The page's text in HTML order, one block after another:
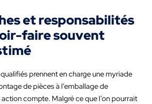
et responsabilités
faire souvent
prennent en charge une myriade
de pièces à l’emballage de
compte. Malgré ce que l’on pourrait